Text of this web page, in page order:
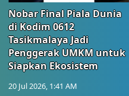
Nobar Final Piala Dunia
di Kodim 0612
Tasikmalaya Jadi
Penggerak UMKM untuk
Siapkan Ekosistem
20 Jul 2026, 1:41 AM